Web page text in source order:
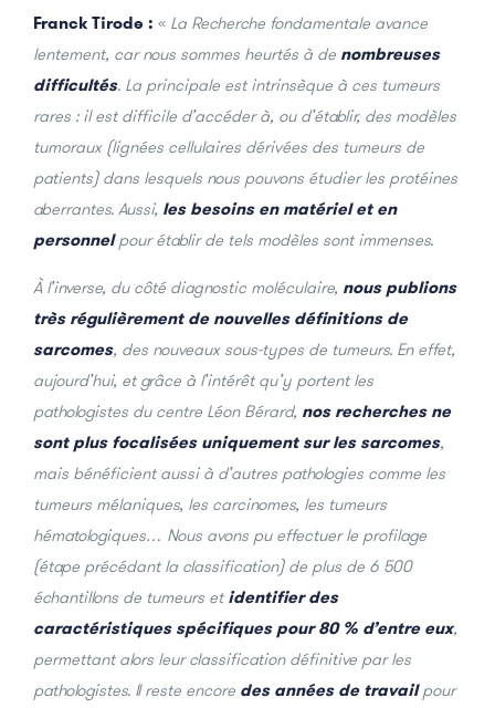
Franck Tirode : « La Recherche fondamentale avance
lentement, car nous sommes heurtés à de nombreuses
difficultés. La principale est intrinsèque à ces tumeurs
rares : il est difficile d’accéder à, ou d’établir, des modèles
tumoraux (lignées cellulaires dérivées des tumeurs de
patients) dans lesquels nous pouvons étudier les protéines
aberrantes. Aussi, les besoins en matériel et en
personnelpour établir de tels modèles sont immenses.
À l’inverse, du côté diagnostic moléculaire, nous publions
très régulièrement de nouvelles définitions de
sarcomes, des nouveaux sous-types de tumeurs. En effet,
aujourd’hui, et grâce à l’intérêt qu’y portent les
pathologistes du centre Léon Bérard, nos recherches ne
sont plus focalisées uniquement sur les sarcomes,
mais bénéficient aussi à d’autres pathologies comme les
tumeurs mélaniques, les carcinomes, les tumeurs
hématologiques… Nous avons pu effectuer le profilage
(étape précédant la classification) de plus de 6 500
échantillons de tumeurs etidentifier des
caractéristiques spécifiques pour 80 % d’entre eux,
permettant alors leur classification définitive par les
pathologistes. Il reste encore des années de travailpour